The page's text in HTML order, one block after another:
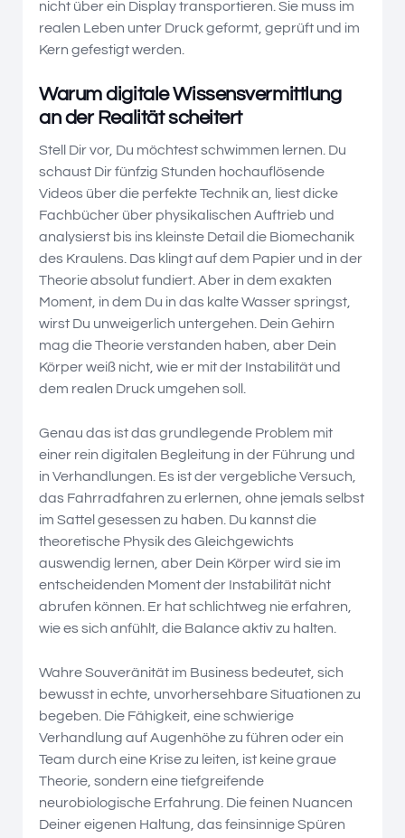
nicht über ein Display transportieren. Sie muss im
realen Leben unter Druck geformt, geprüft und im
Kern gefestigt werden.
Warum digitale Wissensvermittlung
an der Realität scheitert
Stell Dir vor, Du möchtest schwimmen lernen. Du
schaust Dir fünfzig Stunden hochauflösende
Videos über die perfekte Technik an, liest dicke
Fachbücher über physikalischen Auftrieb und
analysierst bis ins kleinste Detail die Biomechanik
des Kraulens. Das klingt auf dem Papier und in der
Theorie absolut fundiert. Aber in dem exakten
Moment, in dem Du in das kalte Wasser springst,
wirst Du unweigerlich untergehen. Dein Gehirn
mag die Theorie verstanden haben, aber Dein
Körper weiß nicht, wie er mit der Instabilität und
dem realen Druck umgehen soll.
Genau das ist das grundlegende Problem mit
einer rein digitalen Begleitung in der Führung und
in Verhandlungen. Es ist der vergebliche Versuch,
das Fahrradfahren zu erlernen, ohne jemals selbst
im Sattel gesessen zu haben. Du kannst die
theoretische Physik des Gleichgewichts
auswendig lernen, aber Dein Körper wird sie im
entscheidenden Moment der Instabilität nicht
abrufen können. Er hat schlichtweg nie erfahren,
wie es sich anfühlt, die Balance aktiv zu halten.
Wahre Souveränität im Business bedeutet, sich
bewusst in echte, unvorhersehbare Situationen zu
begeben. Die Fähigkeit, eine schwierige
Verhandlung auf Augenhöhe zu führen oder ein
Team durch eine Krise zu leiten, ist keine graue
Theorie, sondern eine tiefgreifende
neurobiologische Erfahrung. Die feinen Nuancen
Deiner eigenen Haltung, das feinsinnige Spüren